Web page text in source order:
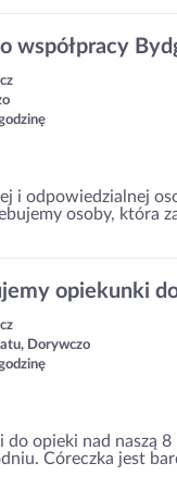
współpracy
i odpowiedzialnej
osoby, która
opiekunki
Dorywczo
opieki nad naszą
Córeczka jest